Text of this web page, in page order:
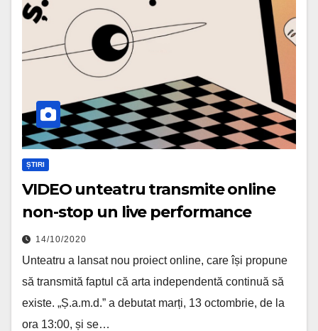
ȘTIRI
VIDEO unteatru transmite online
non-stop un live performance
14/10/2020
Unteatru a lansat nou proiect online, care își propune
să transmită faptul că arta independentă continuă să
existe. „Ș.a.m.d.” a debutat marți, 13 octombrie, de la
ora 13:00, și se…